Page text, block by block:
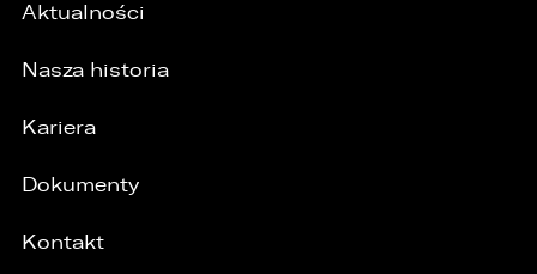
Aktualności
Nasza historia
Kariera
Dokumenty
Kontakt